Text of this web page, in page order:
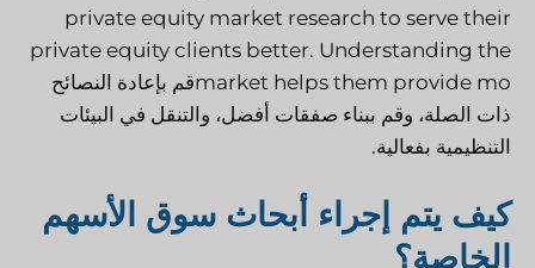
private equity market research to serve their
private equity clients better. Understanding the
market helps them provide moقم بإعادة النصائح
ذات الصلة، وقم ببناء صفقات أفضل، والتنقل في البيئات
التنظيمية بفعالية.
كيف يتم إجراء أبحاث سوق الأسهم
الخاصة؟